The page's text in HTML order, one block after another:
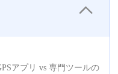
アプリ vs 専門ツールの